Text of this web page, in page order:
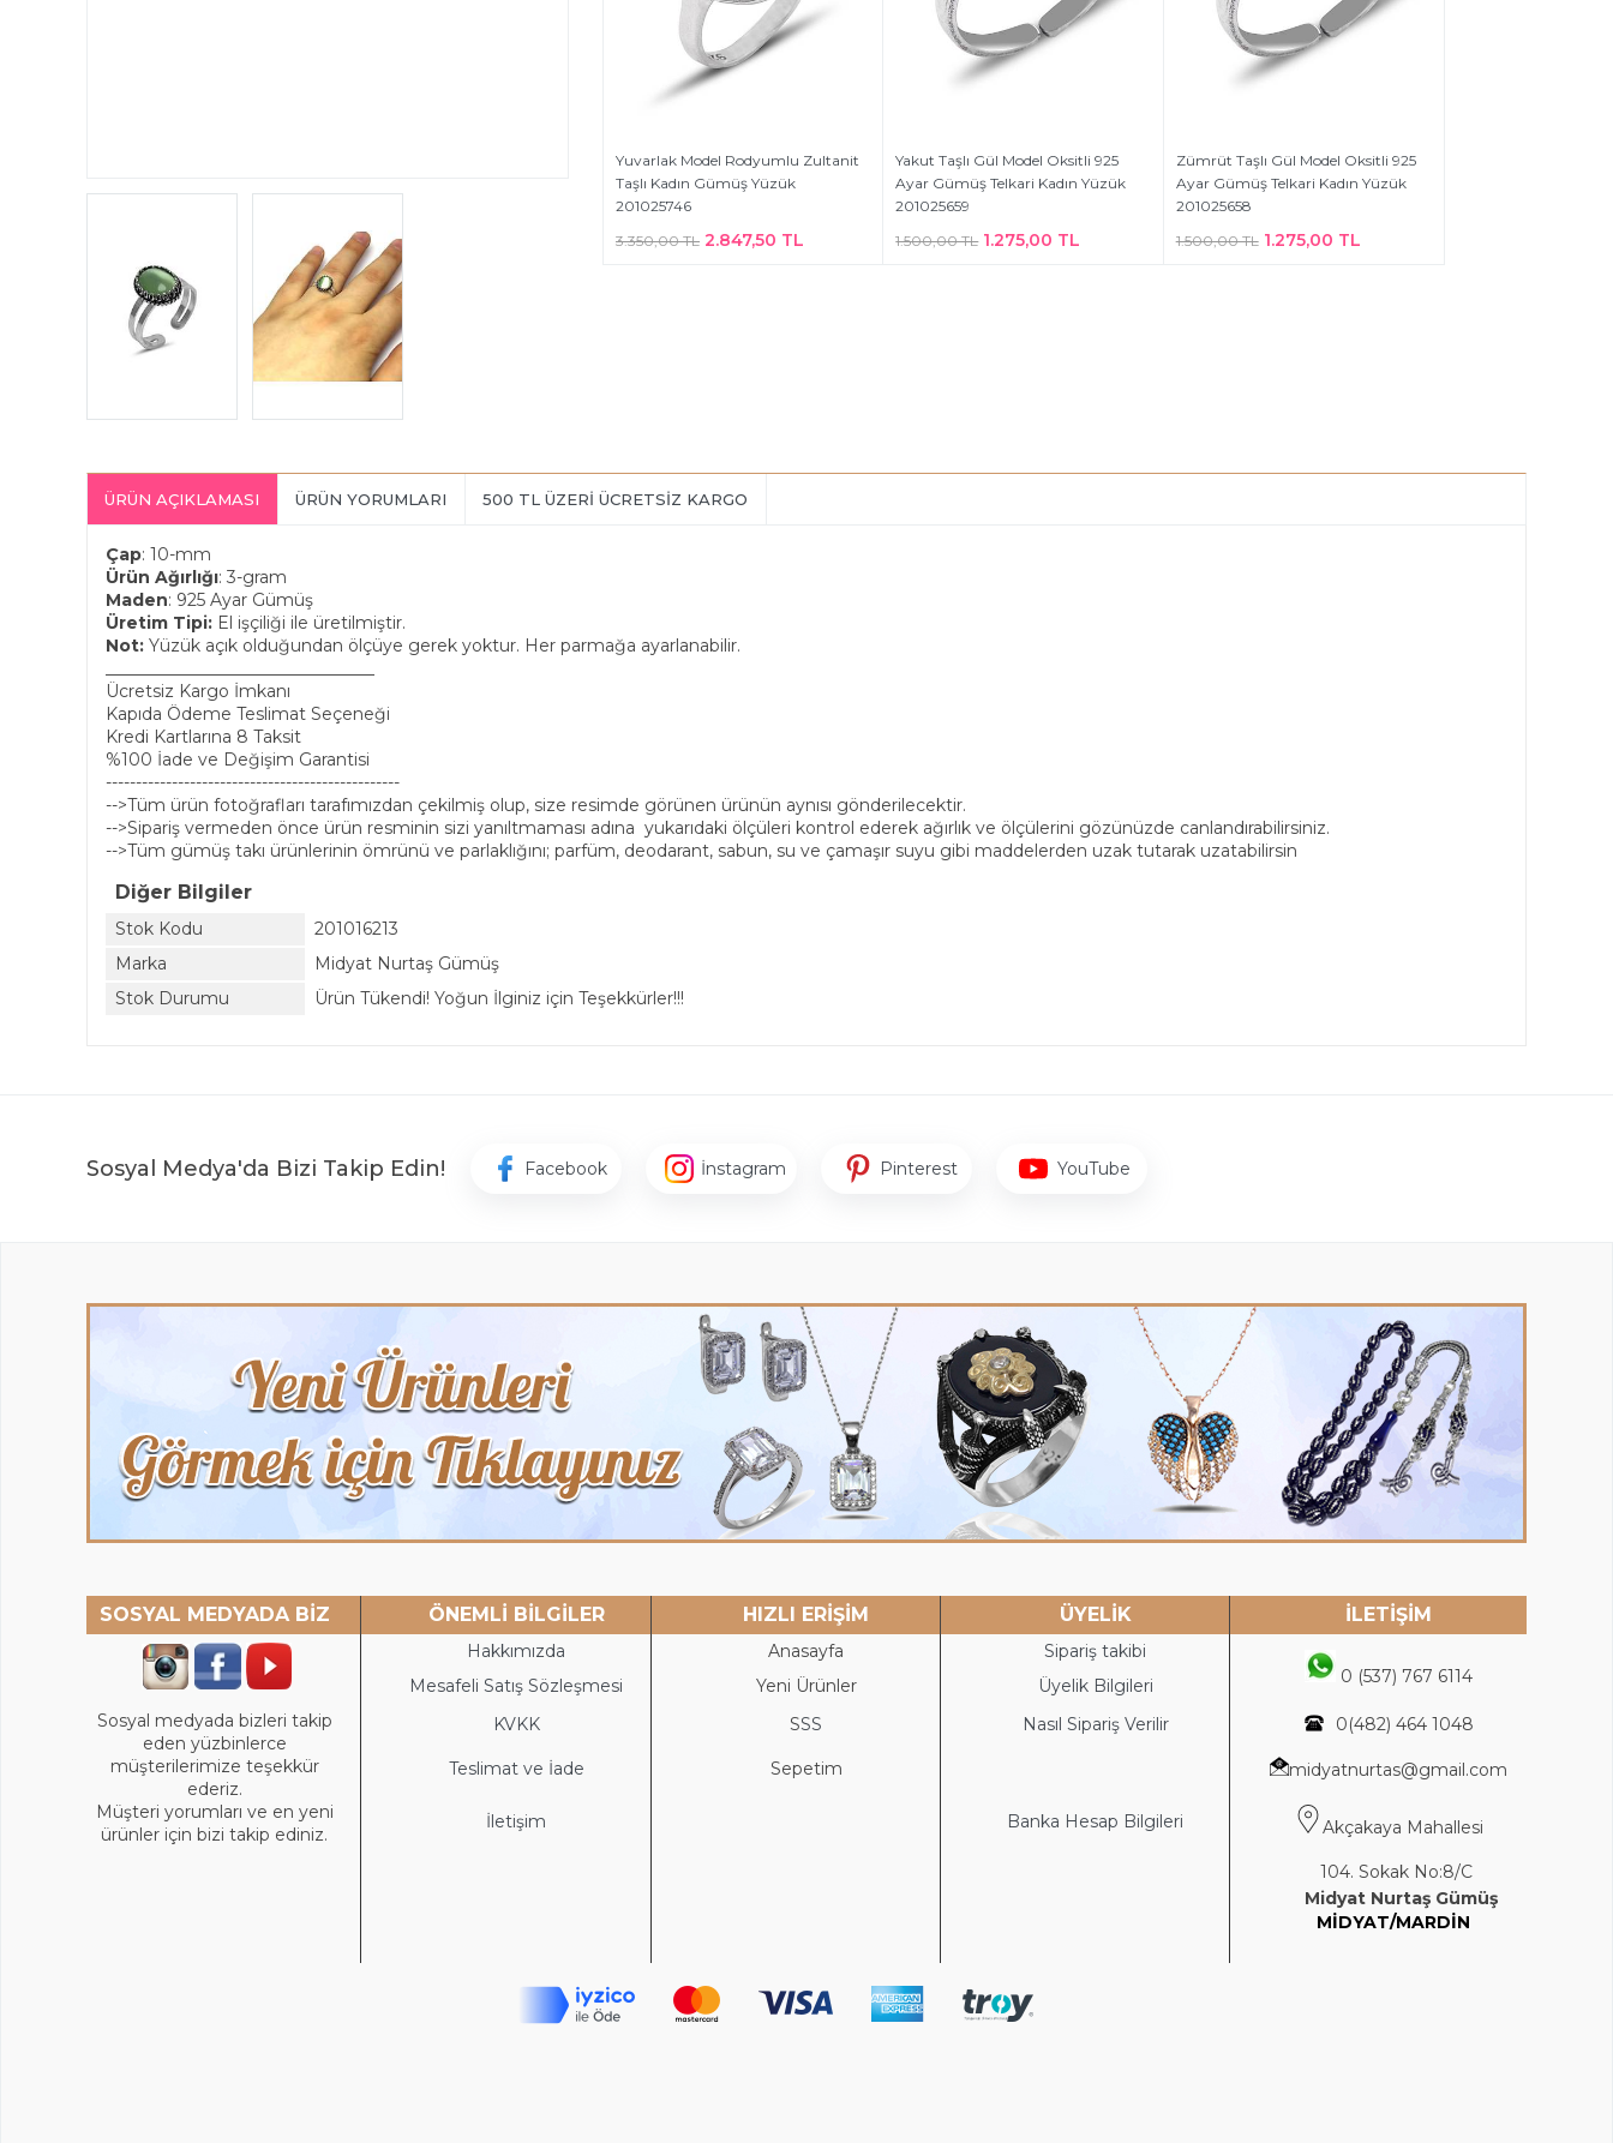
Yuvarlak Model Rodyumlu Zultanit
Taşlı Kadın Gümüş Yüzük
201025746
3.350,00 TL 2.847,50 TL
Yakut Taşlı Gül Model Oksitli 925
Ayar Gümüş Telkari Kadın Yüzük
201025659
1.500,00 TL 1.275,00 TL
Zümrüt Taşlı Gül Model Oksitli 925
Ayar Gümüş Telkari Kadın Yüzük
201025658
1.500,00 TL 1.275,00 TL
ÜRÜN AÇIKLAMASI ÜRÜN YORUMLARI 500 TL ÜZERİ ÜCRETSİZ KARGO
Çap: 10-mm
Ürün Ağırlığı: 3-gram
Maden: 925 Ayar Gümüş
Üretim Tipi: El işçiliği ile üretilmiştir.
Not: Yüzük açık olduğundan ölçüye gerek yoktur. Her parmağa ayarlanabilir.
Ücretsiz Kargo İmkanı
Kapıda Ödeme Teslimat Seçeneği
Kredi Kartlarına 8 Taksit
%100 İade ve Değişim Garantisi
-------------------------------------------------
-->Tüm ürün fotoğrafları tarafımızdan çekilmiş olup, size resimde görünen ürünün aynısı gönderilecektir.
-->Sipariş vermeden önce ürün resminin sizi yanıltmaması adına yukarıdaki ölçüleri kontrol ederek ağırlık ve ölçülerini gözünüzde canlandırabilirsiniz.
-->Tüm gümüş takı ürünlerinin ömrünü ve parlaklığını; parfüm, deodarant, sabun, su ve çamaşır suyu gibi maddelerden uzak tutarak uzatabilirsin
Diğer Bilgiler
Stok Kodu
201016213
Marka
Midyat Nurtaş Gümüş
Stok Durumu
Ürün Tükendi! Yoğun İlginiz için Teşekkürler!!!
Sosyal Medya'da Bizi Takip Edin! Facebook İnstagram Pinterest YouTube
SOSYAL MEDYADA BİZ ÖNEMLİ BİLGİLER HIZLI ERİŞİM ÜYELİK İLETİŞİM
Hakkımızda Anasayfa
Sipariş takibi
0 (537) 767 6114
Mesafeli Satış Sözleşmesi Yeni Ürünler
Üyelik Bilgileri
Sosyal medyada bizleri takip
eden yüzbinlerce
müşterilerimize teşekkür
ederiz.
Müşteri yorumları ve en yeni
ürünler için bizi takip ediniz.
KVKK SSS Nasıl Sipariş Verilir 0(482) 464 1048
Teslimat ve İade Sepetim midyatnurtas@gmail.com
İletişim Banka Hesap Bilgileri Akçakaya Mahallesi
104. Sokak No:8/C
Midyat Nurtaş Gümüş
MİDYAT/MARDİN